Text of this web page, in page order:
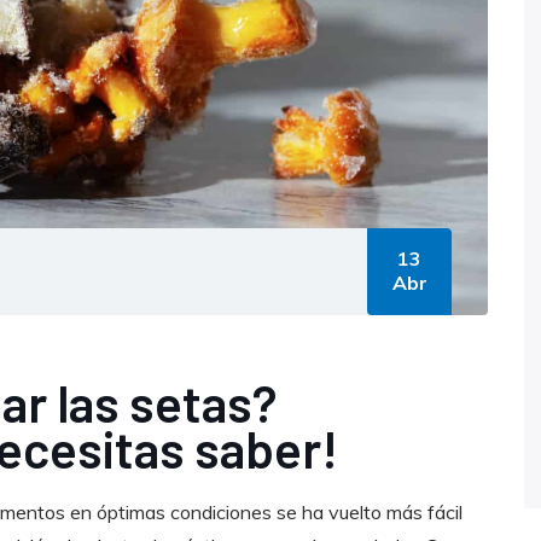
13
Abr
las setas?
saber!
en óptimas condiciones se ha vuelto más fácil